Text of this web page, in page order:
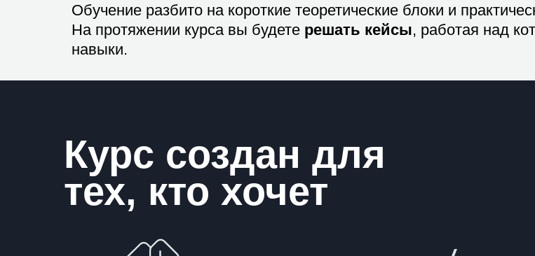
Обучение разбито на короткие теоретические блоки и
На протяжении курса вы будете решать кейсы, работая над
навыки.
Курс создан для
тех, кто хочет